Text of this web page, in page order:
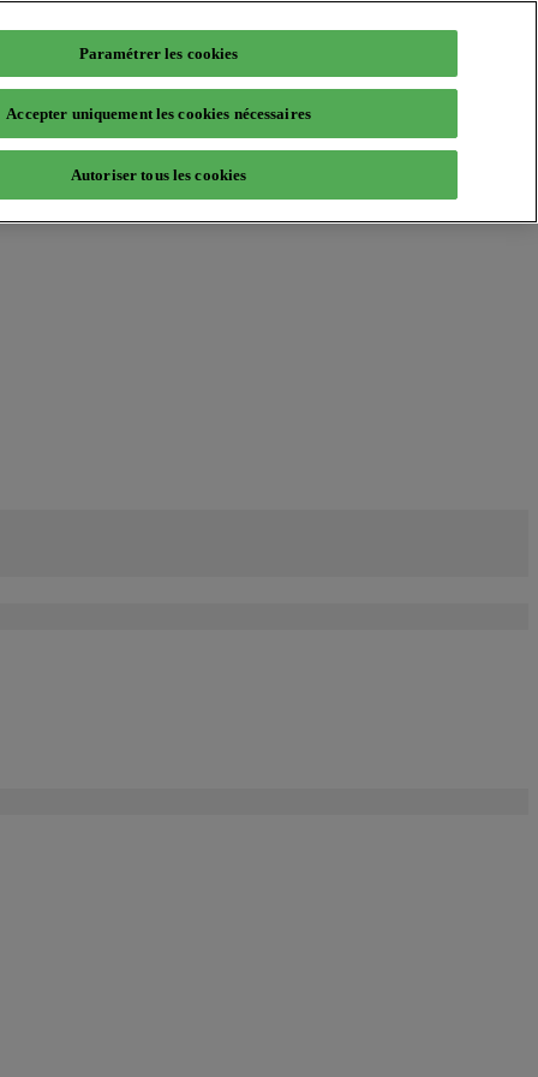
Paramétrer les cookies
Accepter uniquement les cookies nécessaires
Autoriser tous les cookies